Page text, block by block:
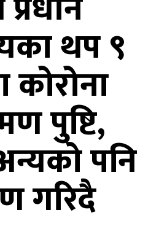
थप ९
कोरोना
पुष्टि,
पनि
गरिदै